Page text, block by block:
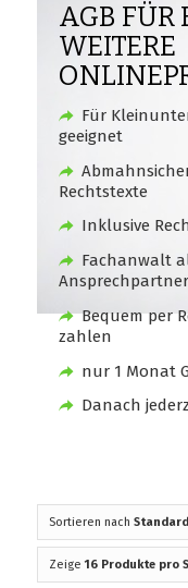
AGB FÜR
WEITERE
Für
geeignet
Rechtstexte
Inklusive
Fachanwalt
Ansprechpartner
Bequem per
zahlen
nur 1 Monat
Danach
Sortieren nach Standard
Zeige16 Produkte pro